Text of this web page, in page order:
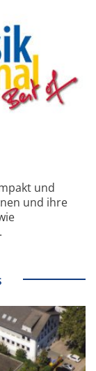
und
und ihre